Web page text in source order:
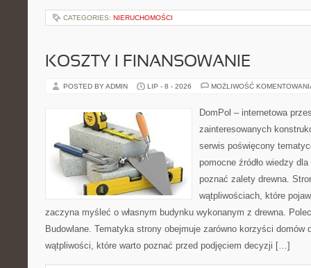
CATEGORIES: NIERUCHOMOŚCI
KOSZTY I FINANSOWANIE
POSTED BY ADMIN LIP - 8 - 2026 MOŻLIWOŚĆ
DomPol – internetowa
zainteresowanych
serwis poświęcony
pomocne źródło wiedzy
poznać zalety drewna.
wątpliwościach, które
zaczyna myśleć o własnym budynku wykonanym z drewna.
Budowlane. Tematyka strony obejmuje zarówno korzyści domów
wątpliwości, które warto poznać przed podjęciem decyzji […]